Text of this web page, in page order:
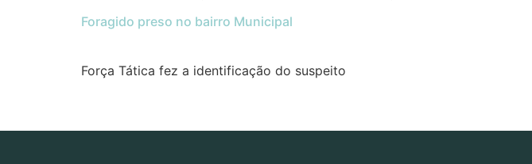
Foragido preso no bairro Municipal
Força Tática fez a identificação do suspeito